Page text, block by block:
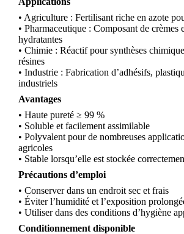
• Agriculture : Fertilisant riche en azote
• Pharmaceutique : Composant de crèmes
hydratantes
• Chimie : Réactif pour synthèses
résines
• Industrie : Fabrication d’adhésifs,
industriels
Avantages
• Haute pureté ≥ 99 %
• Soluble et facilement assimilable
• Polyvalent pour de nombreuses
agricoles
• Stable lorsqu’elle est stockée
Précautions d’emploi
• Conserver dans un endroit sec et frais
• Éviter l’humidité et l’exposition
• Utiliser dans des conditions d’hygiène
Conditionnement disponible